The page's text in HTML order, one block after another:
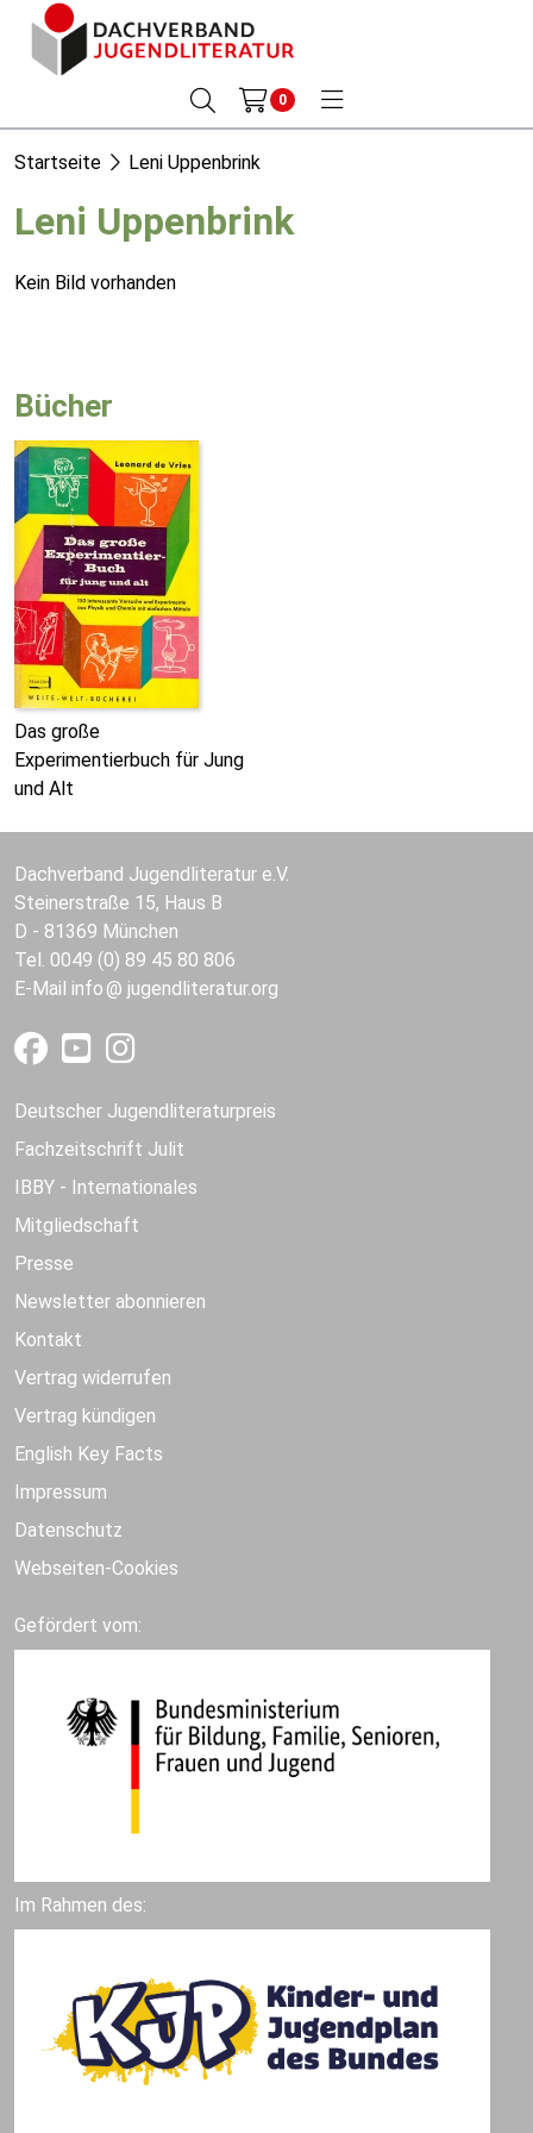
0
Startseite Leni Uppenbrink
Leni Uppenbrink
Kein Bild vorhanden
Bücher
Das große
Experimentierbuch für Jung
und Alt
Dachverband Jugendliteratur e.V.
Steinerstraße 15, Haus B
D - 81369 München
Tel. 0049 (0) 89 45 80 806
E-Mail info jugendliteratur.org
Deutscher Jugendliteraturpreis
Fachzeitschrift Julit
IBBY - Internationales
Mitgliedschaft
Presse
Newsletter abonnieren
Kontakt
Vertrag widerrufen
Vertrag kündigen
English Key Facts
Impressum
Datenschutz
Webseiten-Cookies
Gefördert vom:
Im Rahmen des: